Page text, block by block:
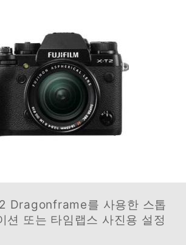
Dragonframe를 사용한 스톱
션 또는 타임랩스 사진용 설정